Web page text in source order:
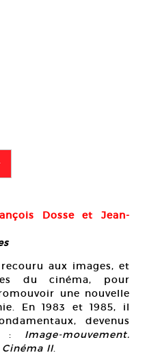
Dosse et Jean-
aux images, et
du cinéma, pour
une nouvelle
En 1983 et 1985, il
devenus
: Image-mouvement.
II.